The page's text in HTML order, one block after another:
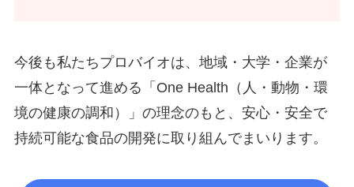
今後も私たちプロバイオは、地域・大学・企業が
一体となって進める「One Health（人・動物・環
境の健康の調和）」の理念のもと、安心・安全で
持続可能な食品の開発に取り組んでまいります。